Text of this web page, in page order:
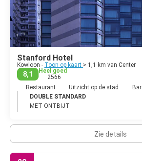
Stanford Hotel
Kowloon - Toon op kaart > 1,1 km van Center
8,1
Heel goed
2566
Restaurant
Uitzicht op de stad
Bar
DOUBLE STANDARD
MET ONTBIJT
Zie details